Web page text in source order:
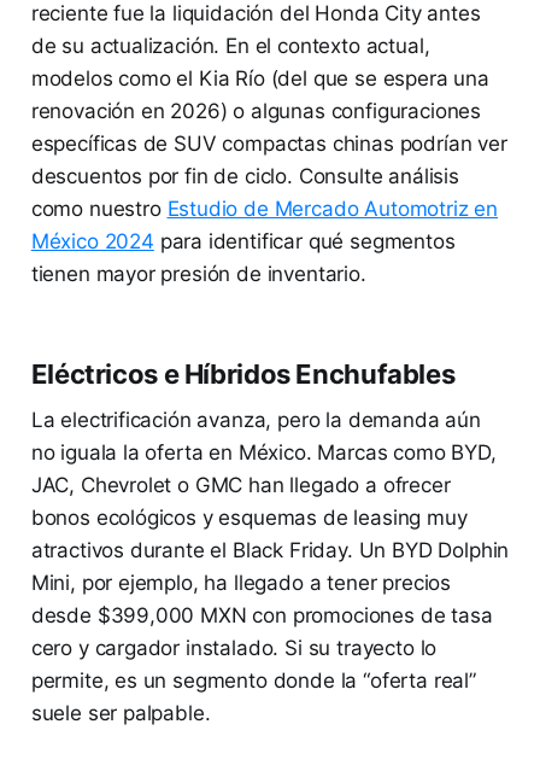
reciente fue la liquidación del Honda City antes
de su actualización. En el contexto actual,
modelos como el Kia Río (del que se espera una
renovación en 2026) o algunas configuraciones
específicas de SUV compactas chinas podrían ver
descuentos por fin de ciclo. Consulte análisis
como nuestro Estudio de Mercado Automotriz en
México 2024 para identificar qué segmentos
tienen mayor presión de inventario.
Eléctricos e Híbridos Enchufables
La electrificación avanza, pero la demanda aún
no iguala la oferta en México. Marcas como BYD,
JAC, Chevrolet o GMC han llegado a ofrecer
bonos ecológicos y esquemas de leasing muy
atractivos durante el Black Friday. Un BYD Dolphin
Mini, por ejemplo, ha llegado a tener precios
desde $399,000 MXN con promociones de tasa
cero y cargador instalado. Si su trayecto lo
permite, es un segmento donde la “oferta real”
suele ser palpable.